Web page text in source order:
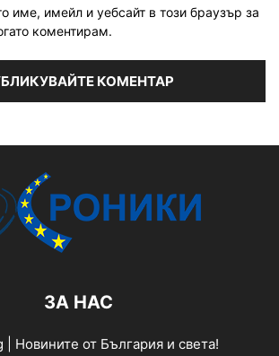
име, имейл и уебсайт в този браузър за
коментирам.
ЗА НАС
| Новините от България и света!